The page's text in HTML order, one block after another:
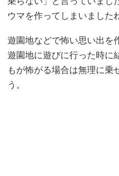
ウマを作ってしまいました
遊園地などで怖い思い出を
遊園地に遊びに行った時に
もが怖がる場合は無理に乗
う。